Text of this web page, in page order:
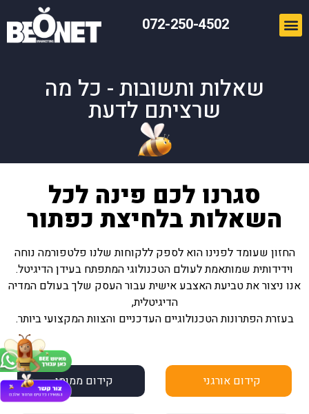
072-250-4502
שאלות ותשובות - כל מה
שרציתם לדעת
סגרנו לכם פינה לכל
השאלות בלחיצת כפתור
החזון שעומד לפנינו הוא לספק ללקוחות שלנו פלטפורמה נוחה
וידידותית שמותאמת לעולם הטכנולוגי המתפתח בעידן הדיגיטל.
אנו ניצור את טביעת האצבע אישית עבור העסק שלך בעולם המדיה
הדיגיטלית,
בעזרת הפתרונות הטכנולוגיים העדכניים והצוות המקצועי ביותר.
קידום אורגני קידום ממומן